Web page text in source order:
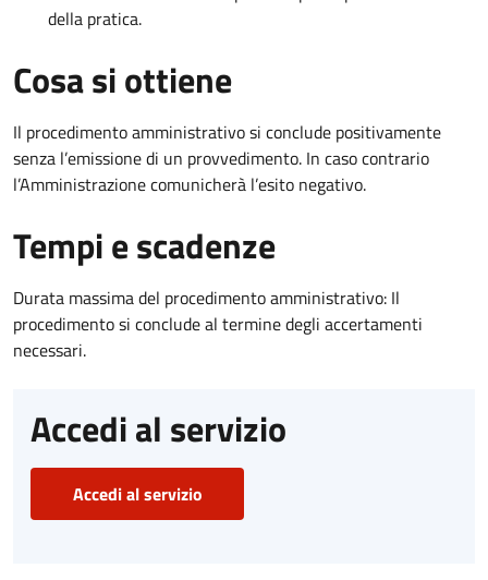
della pratica.
Cosa si ottiene
Il procedimento amministrativo si conclude positivamente
senza l’emissione di un provvedimento. In caso contrario
l’Amministrazione comunicherà l’esito negativo.
Tempi e scadenze
Durata massima del procedimento amministrativo: Il
procedimento si conclude al termine degli accertamenti
necessari.
Accedi al servizio
Accedi al servizio